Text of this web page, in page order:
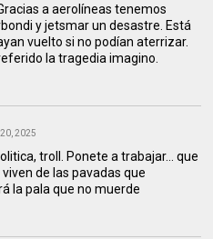
a aerolíneas tenemos
y jetsmar un desastre. Está
vuelto si no podían aterrizar.
la tragedia imagino.
2025
troll. Ponete a trabajar... que
de las pavadas que
la pala que no muerde